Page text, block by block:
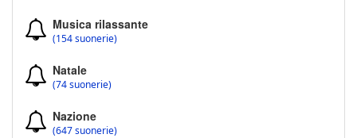
Musica rilassante
(154 suonerie)
Natale
(74 suonerie)
Nazione
(647 suonerie)